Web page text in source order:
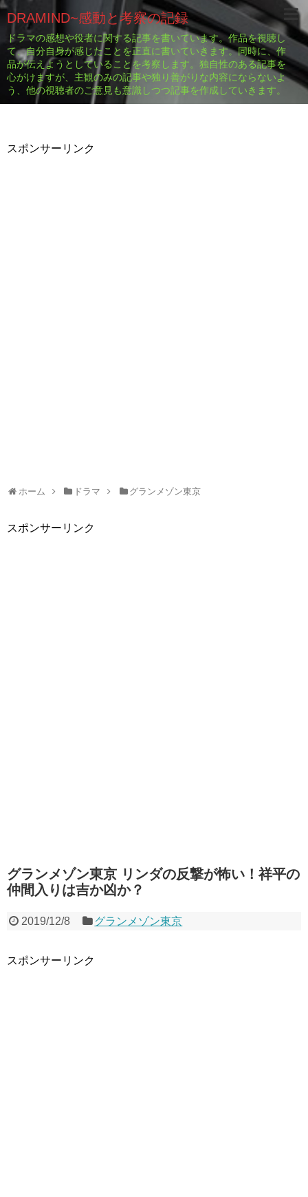
DRAMIND~感動と考察の記録
ドラマの感想や役者に関する記事を書いています。作品を視聴し
て、自分自身が感じたことを正直に書いていきます。同時に、作
品が伝えようとしていることを考察します。独自性のある記事を
心がけますが、主観のみの記事や独り善がりな内容にならないよ
う、他の視聴者のご意見も意識しつつ記事を作成していきます。
スポンサーリンク
ホーム ドラマ グランメゾン東京
スポンサーリンク
グランメゾン東京 リンダの反撃が怖い！祥平の
仲間入りは吉か凶か？
2019/12/8 グランメゾン東京
スポンサーリンク